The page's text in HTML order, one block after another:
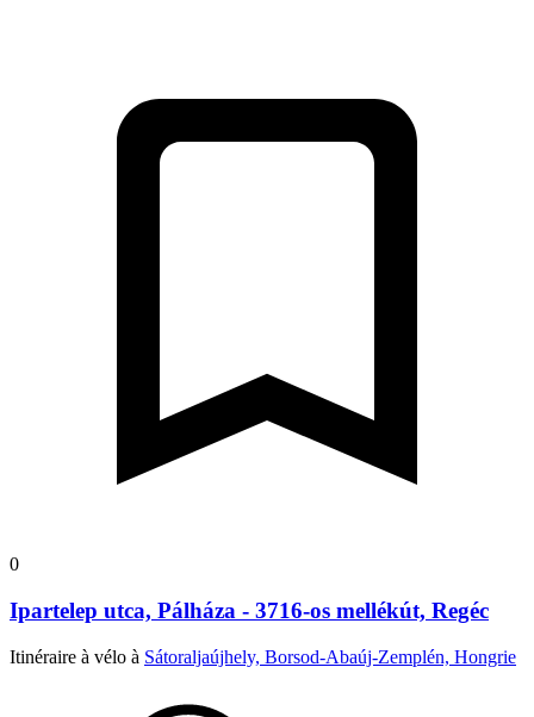
0
Ipartelep utca, Pálháza - 3716-os mellékút, Regéc
Itinéraire à vélo à Sátoraljaújhely, Borsod-Abaúj-Zemplén, Hongrie